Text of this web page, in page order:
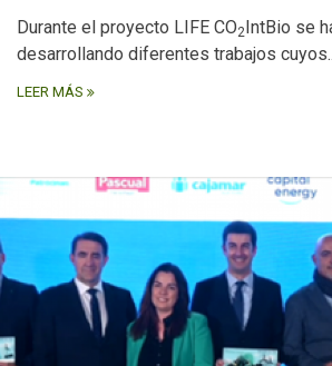
Durante el proyecto LIFE CO2IntBio se
desarrollando diferentes trabajos
LEER MÁS